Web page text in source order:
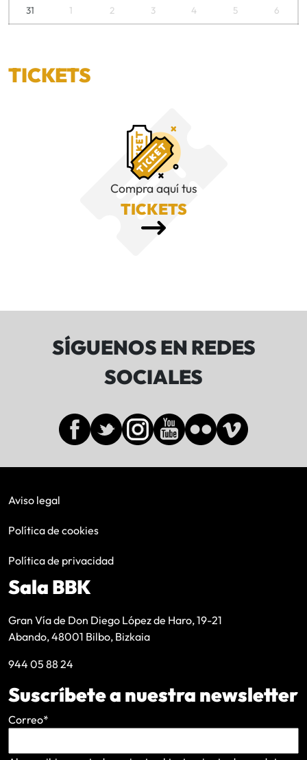
31 1 2 3 4 5 6
TICKETS
Compra aquí tus
TICKETS
SÍGUENOS EN REDES
SOCIALES
Aviso legal
Política de cookies
Política de privacidad
Sala BBK
Gran Vía de Don Diego López de Haro, 19-21
Abando, 48001 Bilbo, Bizkaia
944 05 88 24
Suscríbete a nuestra newsletter
Correo*